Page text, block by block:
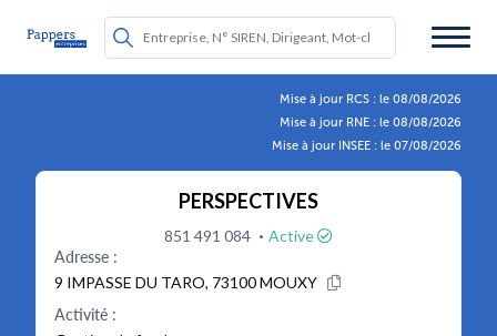
Mise à jour RCS : le 08/08/2026
Mise à jour RNE : le 08/08/2026
Mise à jour INSEE : le 07/08/2026
PERSPECTIVES
851 491 084 · Active
Adresse :
9 IMPASSE DU TARO, 73100 MOUXY
Activité :